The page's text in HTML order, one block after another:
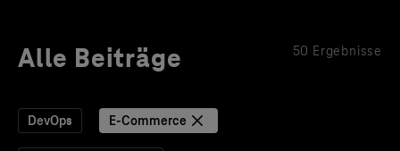
Alle Beiträge 50 Ergebnisse
DevOps E-Commerce